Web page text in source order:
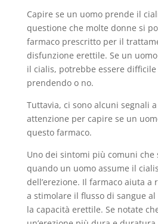
Capire se un uomo prende il
questione che molte donne si
farmaco prescritto per il
disfunzione erettile. Se un
il cialis, potrebbe essere
prendendo o no.
Tuttavia, ci sono alcuni segnali
attenzione per capire se un
questo farmaco.
Uno dei sintomi più comuni che
quando un uomo assume il
dell’erezione. Il farmaco aiuta a
a stimolare il flusso di sangue
la capacità erettile. Se notate